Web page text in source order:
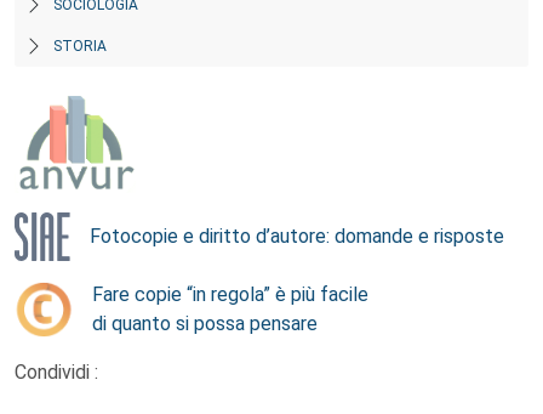
SOCIOLOGIA
STORIA
Fotocopie e diritto d’autore: domande e risposte
Fare copie “in regola” è più facile
di quanto si possa pensare
Condividi :